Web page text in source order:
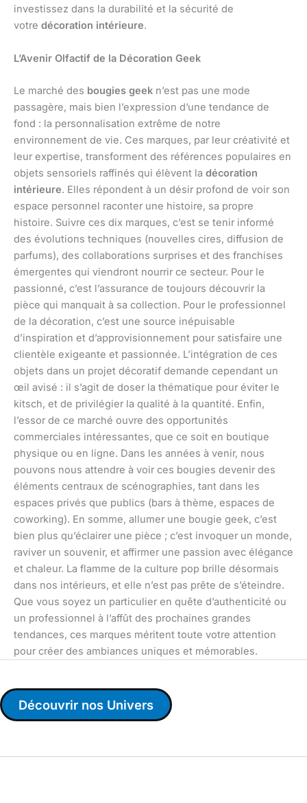
investissez dans la durabilité et la sécurité de
votre décoration intérieure.
L’Avenir Olfactif de la Décoration Geek
Le marché des bougies geek n’est pas une mode
passagère, mais bien l’expression d’une tendance de
fond : la personnalisation extrême de notre
environnement de vie. Ces marques, par leur créativité et
leur expertise, transforment des références populaires en
objets sensoriels raffinés qui élèvent la décoration
intérieure. Elles répondent à un désir profond de voir son
espace personnel raconter une histoire, sa propre
histoire. Suivre ces dix marques, c’est se tenir informé
des évolutions techniques (nouvelles cires, diffusion de
parfums), des collaborations surprises et des franchises
émergentes qui viendront nourrir ce secteur. Pour le
passionné, c’est l’assurance de toujours découvrir la
pièce qui manquait à sa collection. Pour le professionnel
de la décoration, c’est une source inépuisable
d’inspiration et d’approvisionnement pour satisfaire une
clientèle exigeante et passionnée. L’intégration de ces
objets dans un projet décoratif demande cependant un
œil avisé : il s’agit de doser la thématique pour éviter le
kitsch, et de privilégier la qualité à la quantité. Enfin,
l’essor de ce marché ouvre des opportunités
commerciales intéressantes, que ce soit en boutique
physique ou en ligne. Dans les années à venir, nous
pouvons nous attendre à voir ces bougies devenir des
éléments centraux de scénographies, tant dans les
espaces privés que publics (bars à thème, espaces de
coworking). En somme, allumer une bougie geek, c’est
bien plus qu’éclairer une pièce ; c’est invoquer un monde,
raviver un souvenir, et affirmer une passion avec élégance
et chaleur. La flamme de la culture pop brille désormais
dans nos intérieurs, et elle n’est pas prête de s’éteindre.
Que vous soyez un particulier en quête d’authenticité ou
un professionnel à l’affût des prochaines grandes
tendances, ces marques méritent toute votre attention
pour créer des ambiances uniques et mémorables.
Découvrir nos Univers